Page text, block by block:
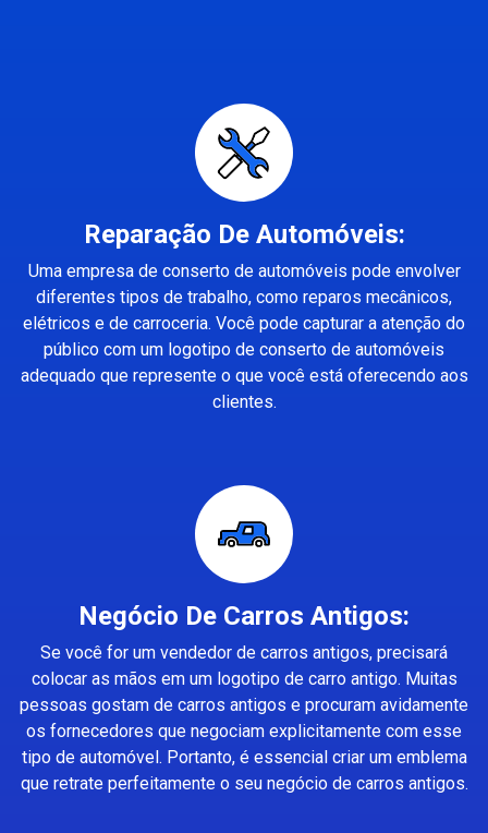
Reparação De Automóveis:
Uma empresa de conserto de automóveis pode envolver
diferentes tipos de trabalho, como reparos mecânicos,
elétricos e de carroceria. Você pode capturar a atenção do
público com um logotipo de conserto de automóveis
adequado que represente o que você está oferecendo aos
clientes.
Negócio De Carros Antigos:
Se você for um vendedor de carros antigos, precisará
colocar as mãos em um logotipo de carro antigo. Muitas
pessoas gostam de carros antigos e procuram avidamente
os fornecedores que negociam explicitamente com esse
tipo de automóvel. Portanto, é essencial criar um emblema
que retrate perfeitamente o seu negócio de carros antigos.